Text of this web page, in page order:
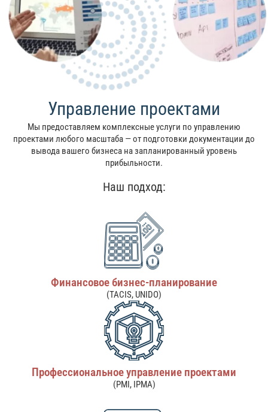
Управление проектами
Мы предоставляем комплексные услуги по управлению
проектами любого масштаба — от подготовки документации до
вывода вашего бизнеса на запланированный уровень
прибыльности.
Наш подход:
Финансовое бизнес-планирование
(TACIS, UNIDO)
Профессиональное управление проектами
(PMI, IPMA)